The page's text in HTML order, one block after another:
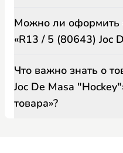
Можно ли оформить
«R13 / 5 (80643) Joc
Что важно знать о
Joc De Masa
товара»?